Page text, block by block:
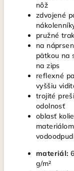
nôž
zdvojené
pružné
na
pätkou na
na zips
reflexné
vyššiu
trojité
odolnosť
oblasť
materiál:
g/m²